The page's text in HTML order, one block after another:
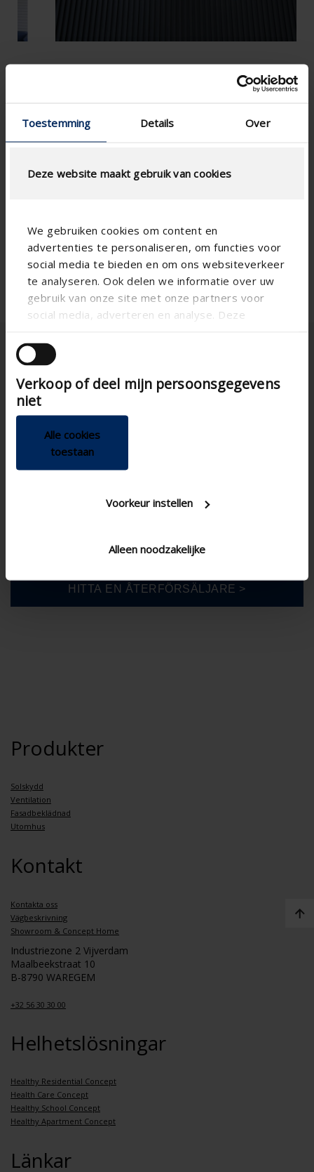
Toestemming Details Over
Deze website maakt gebruik van cookies
We gebruiken cookies om content en
advertenties te personaliseren, om functies voor
social media te bieden en om ons websiteverkeer
te analyseren. Ook delen we informatie over uw
gebruik van onze site met onze partners voor
social media, adverteren en analyse. Deze
andere informatie die u aan ze heeft verstrekt of
die ze hebben verzameld op basis van uw gebruik
van hun services.
Verkoop of deel mijn persoonsgegevens
niet
Alle cookies
toestaan
Voorkeur instellen
Alleen noodzakelijke
Produkter
Solskydd
Ventilation
Fasadbeklädnad
Utomhus
Kontakt
Kontakta oss
Vägbeskrivning
Showroom & Concept Home
Industriezone 2 Vijverdam
Maalbeekstraat 10
B-8790 WAREGEM
+32 56 30 30 00
Helhetslösningar
Healthy Residential Concept
Health Care Concept
Healthy School Concept
Healthy Apartment Concept
Länkar